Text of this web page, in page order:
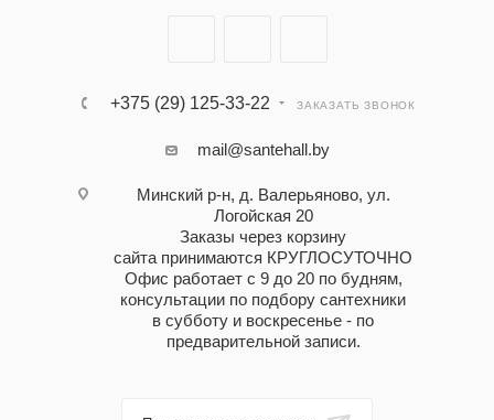
+375 (29) 125-33-22 ЗАКАЗАТЬ ЗВОНОК
mail@santehall.by
Минский р-н, д. Валерьяново, ул.
Логойская 20
Заказы через корзину
сайта принимаются КРУГЛОСУТОЧНО
Офис работает с 9 до 20 по будням,
консультации по подбору сантехники
в субботу и воскресенье - по
предварительной записи.